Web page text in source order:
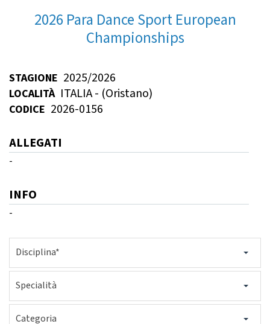
AREA TECNICA
Formazione Albo Soci
2026 Para Dance Sport European
Championships
STAGIONE 2025/2026
LOCALITÀ ITALIA - (Oristano)
CODICE 2026-0156
ALLEGATI
-
INFO
-
Disciplina*
Specialità
Categoria